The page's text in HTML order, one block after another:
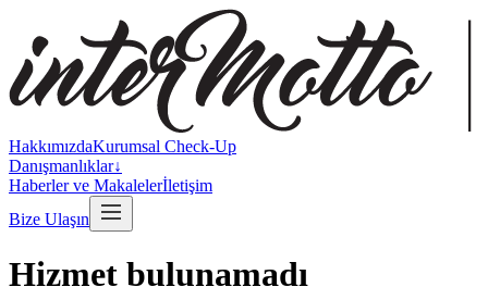
HakkımızdaKurumsal Check-Up
Danışmanlıklar↓
Haberler ve Makalelerİletişim
Bize Ulaşın
Hizmet bulunamadı